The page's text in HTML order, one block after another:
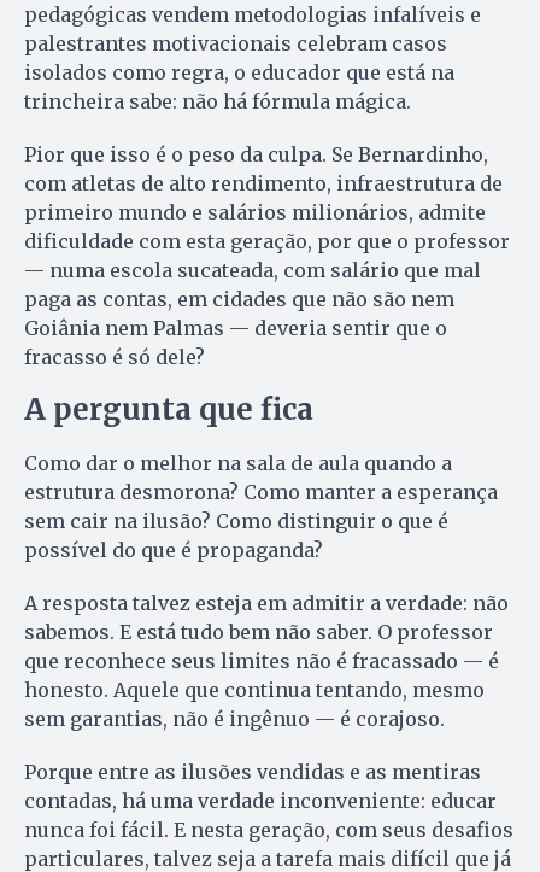
pedagógicas vendem metodologias infalíveis e
palestrantes motivacionais celebram casos
isolados como regra, o educador que está na
trincheira sabe: não há fórmula mágica.
Pior que isso é o peso da culpa. Se Bernardinho,
com atletas de alto rendimento, infraestrutura de
primeiro mundo e salários milionários, admite
dificuldade com esta geração, por que o professor
— numa escola sucateada, com salário que mal
paga as contas, em cidades que não são nem
Goiânia nem Palmas — deveria sentir que o
fracasso é só dele?
A pergunta que fica
Como dar o melhor na sala de aula quando a
estrutura desmorona? Como manter a esperança
sem cair na ilusão? Como distinguir o que é
possível do que é propaganda?
A resposta talvez esteja em admitir a verdade: não
sabemos. E está tudo bem não saber. O professor
que reconhece seus limites não é fracassado — é
honesto. Aquele que continua tentando, mesmo
sem garantias, não é ingênuo — é corajoso.
Porque entre as ilusões vendidas e as mentiras
contadas, há uma verdade inconveniente: educar
nunca foi fácil. E nesta geração, com seus desafios
particulares, talvez seja a tarefa mais difícil que já